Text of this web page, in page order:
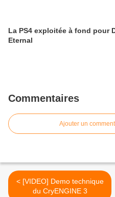
La PS4 exploitée à fond pour
Eternal
Commentaires
Ajouter un
< [VIDEO] Demo technique
du CryENGINE 3